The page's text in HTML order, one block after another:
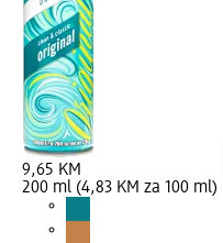
9,65 KM
200 ml (4,83 KM za 100 ml)